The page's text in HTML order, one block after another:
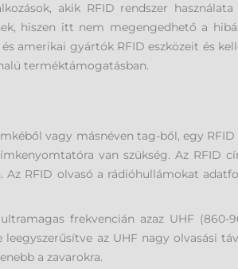
akik RFID rendszer
hiszen itt nem megengedhető a
amerikai gyártók RFID eszközeit és
terméktámogatásban.
vagy másnéven tag-ből, egy
van szükség. Az RFID
RFID olvasó a rádióhullámokat
frekvencián azaz UHF
az UHF nagy olvasási
a zavarokra.